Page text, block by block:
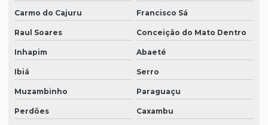
Carmo do Cajuru Francisco Sá
Raul Soares Conceição do Mato Dentro
Inhapim Abaeté
Ibiá Serro
Muzambinho Paraguaçu
Perdões Caxambu